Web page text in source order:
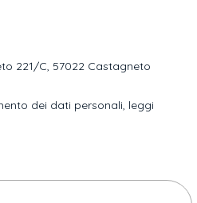
221/C, 57022 Castagneto
dei dati personali, leggi